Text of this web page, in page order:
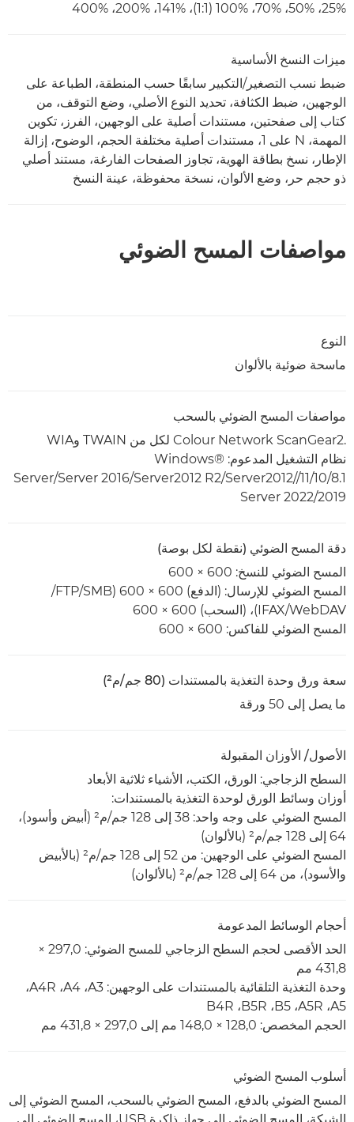
25%، 50%، 70%، 100% (1:1)، 141%، 200%، 400%
ميزات النسخ الأساسية
ضبط نسب التصغير/التكبير سابقًا حسب المنطقة، الطباعة على
الوجهين، ضبط الكثافة، تحديد النوع الأصلي، وضع التوقف، من
كتاب إلى صفحتين، مستندات أصلية على الوجهين، الفرز، تكوين
المهمة، N على 1، مستندات أصلية مختلفة الحجم، الوضوح، إزالة
الإطار، نسخ بطاقة الهوية، تجاوز الصفحات الفارغة، مستند أصلي
ذو حجم حر، وضع الألوان، نسخة محفوظة، عينة النسخ
مواصفات المسح الضوئي
النوع
ماسحة ضوئية بالألوان
مواصفات المسح الضوئي بالسحب
Colour Network ScanGear2.‎ لكل من TWAIN وWIA
نظام التشغيل المدعوم: Windows®
8.1‏/10‏/11/‏/Server2012‏/Server2012 R2‏/Server 2016/‏Server
2019/‏Server 2022
دقة المسح الضوئي (نقطة لكل بوصة)
المسح الضوئي للنسخ: 600 × 600
المسح الضوئي للإرسال: (الدفع) 600 × 600 (SMB/‏FTP/‏
WebDAV/‏IFAX)، (السحب) 600 × 600
المسح الضوئي للفاكس: 600 × 600
سعة ورق وحدة التغذية بالمستندات (80 جم/م²)
ما يصل إلى 50 ورقة
الأصول/ الأوزان المقبولة
السطح الزجاجي: الورق، الكتب، الأشياء ثلاثية الأبعاد
أوزان وسائط الورق لوحدة التغذية بالمستندات:
المسح الضوئي على وجه واحد: 38 إلى 128 جم/م²‏ (أبيض وأسود)،
64 إلى 128 جم/م² (بالألوان)
المسح الضوئي على الوجهين: من 52 إلى 128 جم/م² (بالأبيض
والأسود)، من 64 إلى 128 جم/م² (بالألوان)
أحجام الوسائط المدعومة
الحد الأقصى لحجم السطح الزجاجي للمسح الضوئي: 297,0 ×
431,8 مم
وحدة التغذية التلقائية بالمستندات على الوجهين:‏ A3،‏ A4،‏ A4R،‏
A5،‏ A5R،‏ B5، ‏B5R،‏ B4R
الحجم المخصص: 128,0 × 148,0 مم إلى 297,0 × 431,8 مم
أسلوب المسح الضوئي
المسح الضوئي بالدفع، المسح الضوئي بالسحب، المسح الضوئي إلى